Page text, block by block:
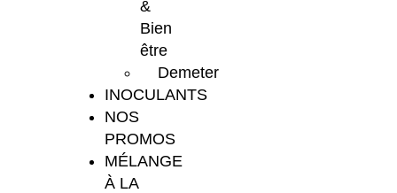
&
Bien
être
Demeter
INOCULANTS
NOS
PROMOS
MÉLANGE
À LA